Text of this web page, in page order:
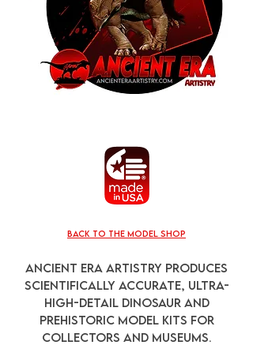
back to the model shop
Ancient Era Artistry produces
scientifically accurate, ultra-
high-detail dinosaur and
prehistoric model kits for
collectors and museums.